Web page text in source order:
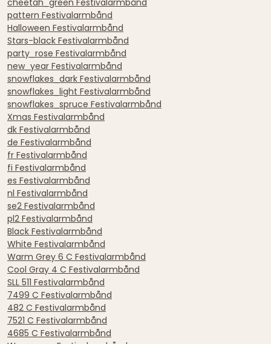
pattern Festivalarmbånd
Halloween Festivalarmbånd
Stars-black Festivalarmbånd
party_rose Festivalarmbånd
new_year Festivalarmbånd
snowflakes_dark Festivalarmbånd
snowflakes_light Festivalarmbånd
snowflakes_spruce Festivalarmbånd
Xmas Festivalarmbånd
dk Festivalarmbånd
de Festivalarmbånd
fr Festivalarmbånd
fi Festivalarmbånd
es Festivalarmbånd
nl Festivalarmbånd
se2 Festivalarmbånd
pl2 Festivalarmbånd
Black Festivalarmbånd
White Festivalarmbånd
Warm Grey 6 C Festivalarmbånd
Cool Gray 4 C Festivalarmbånd
SLL 511 Festivalarmbånd
7499 C Festivalarmbånd
482 C Festivalarmbånd
7521 C Festivalarmbånd
4685 C Festivalarmbånd